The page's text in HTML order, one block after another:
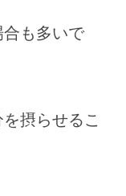
も多いで
摂らせるこ